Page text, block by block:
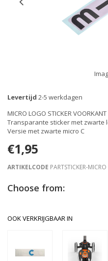
Levertijd 2-5 werkdagen
MICRO LOGO STICKER
Transparante sticker met zwarte
Versie met zwarte micro C
€1,95
ARTIKELCODE PARTSTICKER-MICRO
Choose from:
OOK VERKRIJGBAAR IN